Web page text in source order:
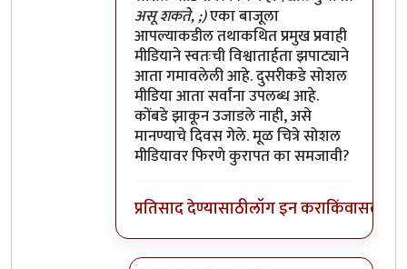
असू शकते, ;)एका बाजूला
आपल्याकडील तथाकथित प्रमुख प्रवाही
मीडियाने स्वतःची विश्वातार्हता झपाट्याने
आता गमावलेली आहे. दुसरीकडे सोशल
मीडिया आता सर्वांना उपलब्ध आहे.
कोंबडे झाकून उजाडले नाही, असे
मानण्याचे दिवस गेले. मूळ चित्रे सोशल
मीडियावर फिरणे कुरापत का समजावी?
प्रतिसाद देण्यासाठीलॉग इन कराकिंवासदस्य